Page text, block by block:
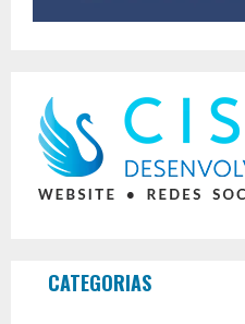
CATEGORIAS